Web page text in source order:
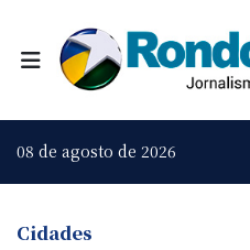
08 de agosto de 2026
Cidades